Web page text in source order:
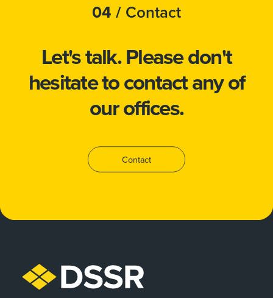
04 / Contact
Let's talk.Please don't
hesitate tocontactany of
our offices.
Contact